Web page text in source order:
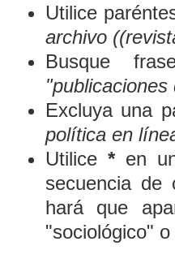
Utilice
archivo
Busque
Excluya una
política en
Utilice *en un
secuencia
hará que
"sociológico"